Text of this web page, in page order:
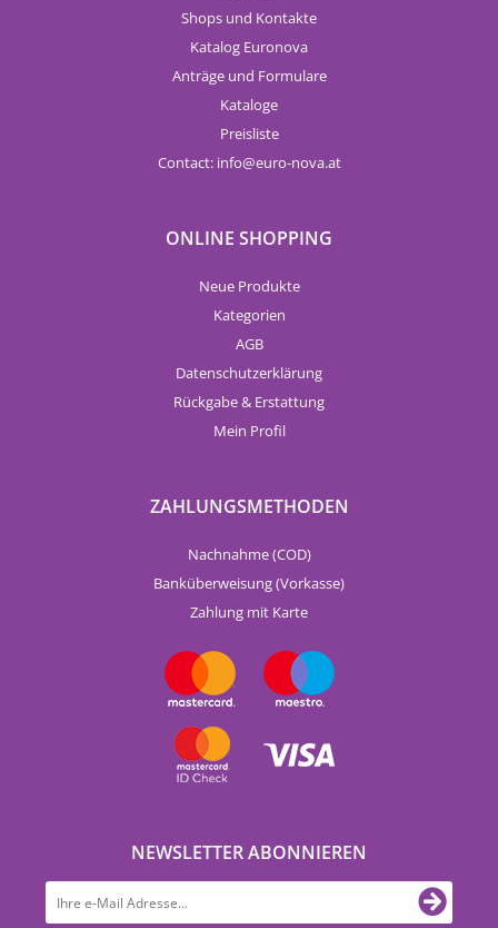
Shops und Kontakte
Katalog Euronova
Anträge und Formulare
Kataloge
Preisliste
Contact: info euro-nova.at
ONLINE SHOPPING
Neue Produkte
Kategorien
AGB
Datenschutzerklärung
Rückgabe & Erstattung
Mein Profil
ZAHLUNGSMETHODEN
Nachnahme (COD)
Banküberweisung (Vorkasse)
Zahlung mit Karte
NEWSLETTER ABONNIEREN